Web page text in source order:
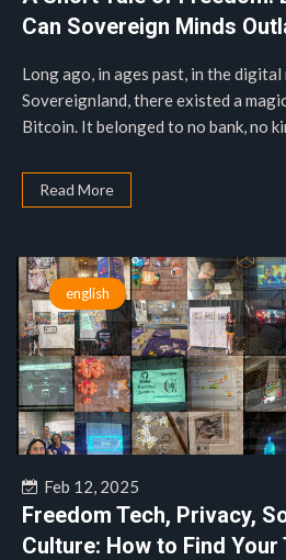
Can Sovereign Minds
Long ago, in ages past, in the digital
Sovereignland, there existed a
Bitcoin. It belonged to no bank, no
Read More
english
Feb 12, 2025
Freedom Tech, Privacy,
Culture: How to Find Your